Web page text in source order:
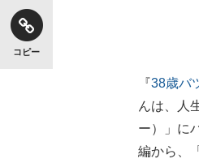
コピー
『38歳バ
んは、人
ー）」に
編から、